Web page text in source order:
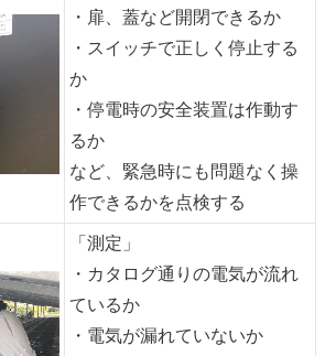
・扉、蓋など開閉できるか
・スイッチで正しく停止する
か
・停電時の安全装置は作動す
るか
など、緊急時にも問題なく操
作できるかを点検する
「測定」
・カタログ通りの電気が流れ
ているか
・電気が漏れていないか